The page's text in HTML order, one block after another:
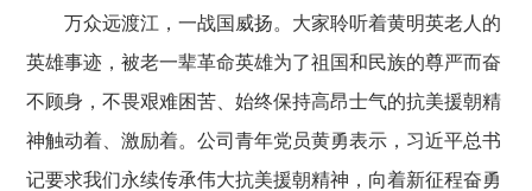
万众远渡江，一战国威扬。大家聆听着黄明英老人的
英雄事迹，被老一辈革命英雄为了祖国和民族的尊严而奋
不顾身，不畏艰难困苦、始终保持高昂士气的抗美援朝精
神触动着、激励着。公司青年党员黄勇表示，习近平总书
记要求我们永续传承伟大抗美援朝精神，向着新征程奋勇